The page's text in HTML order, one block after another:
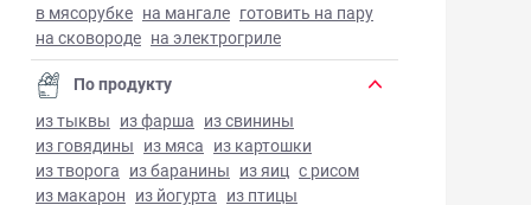
в мясорубке на мангале готовить на пару
на сковороде на электрогриле
По продукту
из тыквы из фарша из свинины
из говядины из мяса из картошки
из творога из баранины из яиц с рисом
из макарон из йогурта из птицы